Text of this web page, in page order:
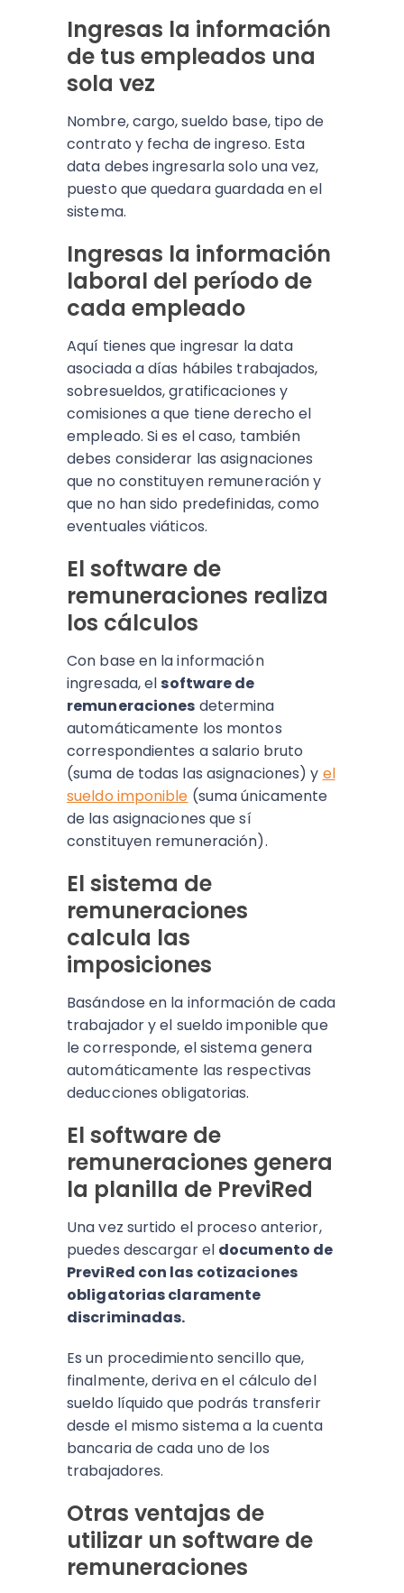
Ingresas la información
de tus empleados una
sola vez
Nombre, cargo, sueldo base, tipo de
contrato y fecha de ingreso. Esta
data debes ingresarla solo una vez,
puesto que quedara guardada en el
sistema.
Ingresas la información
laboral del período de
cada empleado
Aquí tienes que ingresar la data
asociada a días hábiles trabajados,
sobresueldos, gratificaciones y
comisiones a que tiene derecho el
empleado. Si es el caso, también
debes considerar las asignaciones
que no constituyen remuneración y
que no han sido predefinidas, como
eventuales viáticos.
El software de
remuneraciones realiza
los cálculos
Con base en la información
ingresada, el software de
remuneraciones determina
automáticamente los montos
correspondientes a salario bruto
(suma de todas las asignaciones) y el
sueldo imponible (suma únicamente
de las asignaciones que sí
constituyen remuneración).
El sistema de
remuneraciones
calcula las
imposiciones
Basándose en la información de cada
trabajador y el sueldo imponible que
le corresponde, el sistema genera
automáticamente las respectivas
deducciones obligatorias.
El software de
remuneraciones genera
la planilla de PreviRed
Una vez surtido el proceso anterior,
puedes descargar el documento de
PreviRed con las cotizaciones
obligatorias claramente
discriminadas.
Es un procedimiento sencillo que,
finalmente, deriva en el cálculo del
sueldo líquido que podrás transferir
desde el mismo sistema a la cuenta
bancaria de cada uno de los
trabajadores.
Otras ventajas de
utilizar un software de
remuneraciones